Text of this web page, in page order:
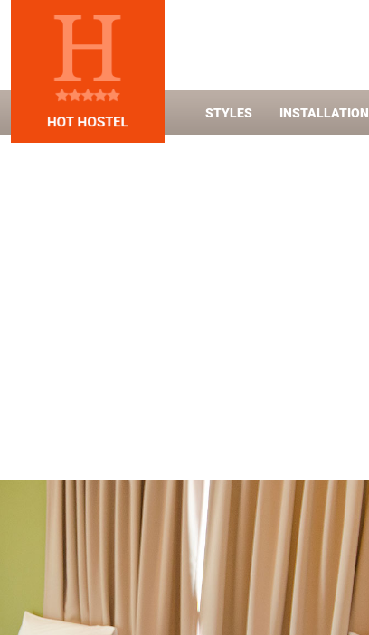
STYLES INSTALLATION